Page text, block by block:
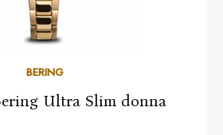
BERING
Ultra Slim donna